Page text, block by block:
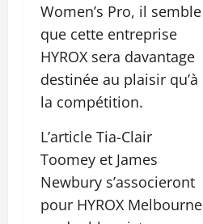
Women’s Pro, il semble
que cette entreprise
HYROX sera davantage
destinée au plaisir qu’à
la compétition.
L’article Tia-Clair
Toomey et James
Newbury s’associeront
pour HYROX Melbourne